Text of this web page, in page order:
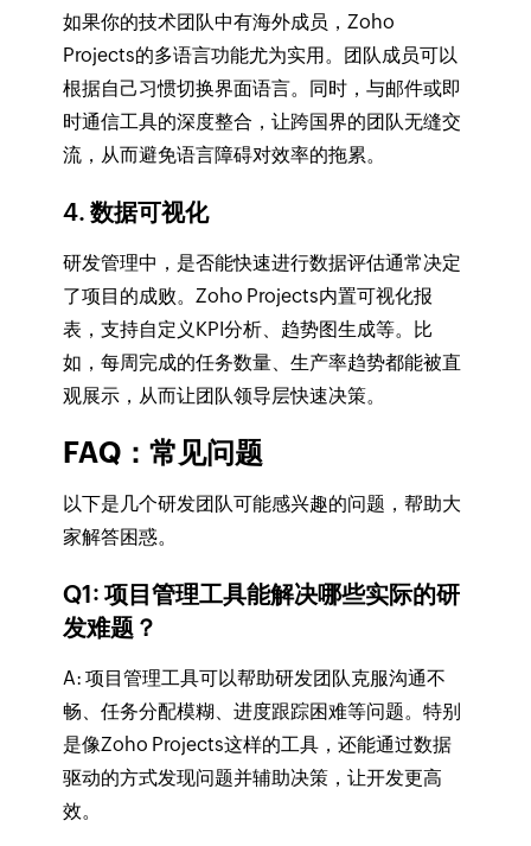
如果你的技术团队中有海外成员，Zoho
Projects的多语言功能尤为实用。团队成员可以
根据自己习惯切换界面语言。同时，与邮件或即
时通信工具的深度整合，让跨国界的团队无缝交
流，从而避免语言障碍对效率的拖累。
4. 数据可视化
研发管理中，是否能快速进行数据评估通常决定
了项目的成败。Zoho Projects内置可视化报
表，支持自定义KPI分析、趋势图生成等。比
如，每周完成的任务数量、生产率趋势都能被直
观展示，从而让团队领导层快速决策。
FAQ：常见问题
以下是几个研发团队可能感兴趣的问题，帮助大
家解答困惑。
Q1: 项目管理工具能解决哪些实际的研
发难题？
A: 项目管理工具可以帮助研发团队克服沟通不
畅、任务分配模糊、进度跟踪困难等问题。特别
是像Zoho Projects这样的工具，还能通过数据
驱动的方式发现问题并辅助决策，让开发更高
效。